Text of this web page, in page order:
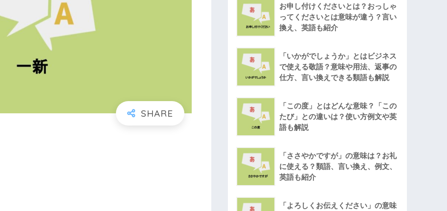
お申し付けくださいとは？おっしゃ
ってくださいとは意味が違う？言い
換え、英語も紹介
「いかがでしょうか」とはビジネス
で使える敬語？意味や用法、返事の
仕方、言い換えできる類語も解説
「この度」とはどんな意味？「この
たび」との違いは？使い方例文や英
語も解説
「ささやかですが」の意味は？お礼
に使える？類語、言い換え、例文、
英語も紹介
「よろしくお伝えください」の意味